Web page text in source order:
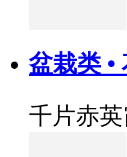
盆栽类 •
千片赤